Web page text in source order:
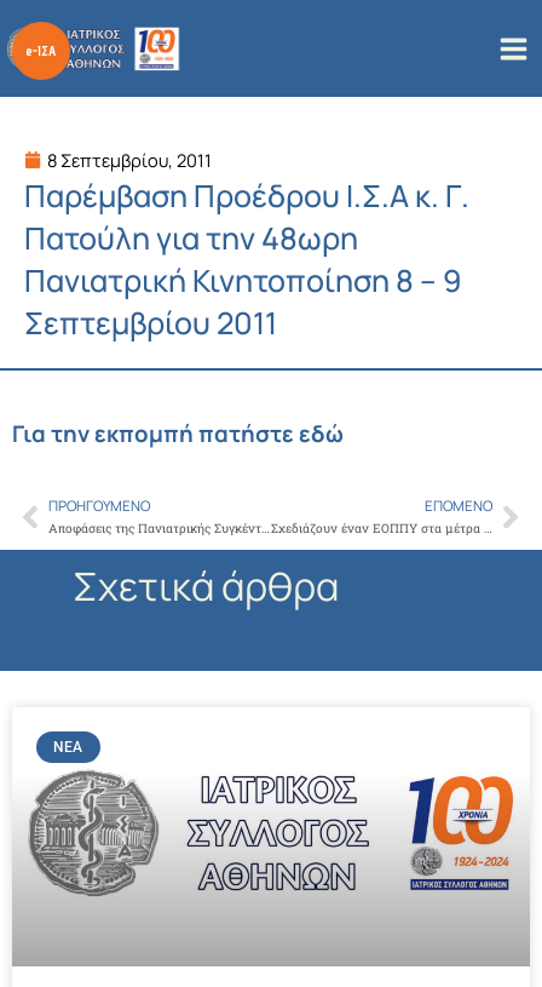
στο
περιεχόμενο
8 Σεπτεμβρίου, 2011
Παρέμβαση Προέδρου Ι.Σ.Α κ. Γ.
Πατούλη για την 48ωρη
Πανιατρική Κινητοποίηση 8 – 9
Σεπτεμβρίου 2011
Για την εκπομπή πατήστε εδώ
Prev
ΠΡΟΗΓΟΎΜΕΝΟ
Αποφάσεις της Πανιατρικής Συγκέντρωσης Ι.Σ.Α. στις 3/9/2011
ΕΠΌΜΕΝΟ
Σχεδιάζουν έναν ΕΟΠΠΥ στα μέτρα της Τρόικας και όχι με βάση τις ανάγκες των πολιτών.
Σχετικά άρθρα
ΝΈΑ